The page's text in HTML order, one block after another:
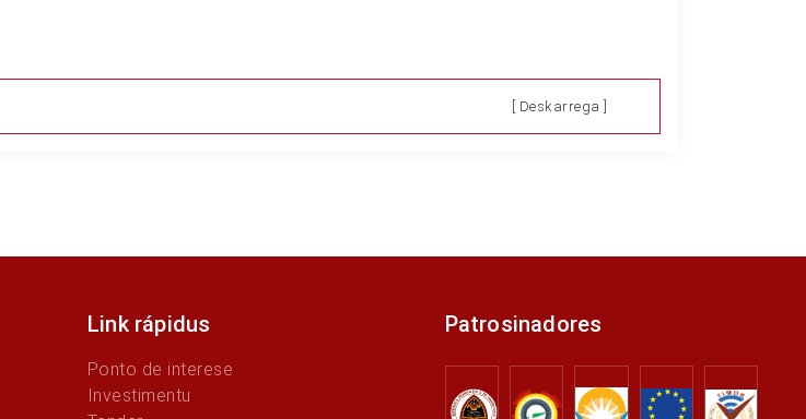
[ Deskarrega ]
Link rápidus
Ponto de interese
Investimentu
Patrosinadores